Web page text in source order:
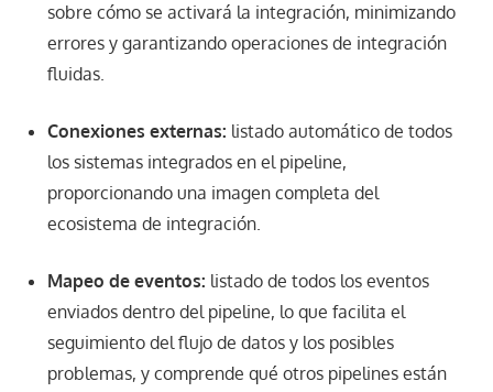
sobre cómo se activará la integración, minimizando
errores y garantizando operaciones de integración
fluidas.
Conexiones externas: listado automático de todos
los sistemas integrados en el pipeline,
proporcionando una imagen completa del
ecosistema de integración.
Mapeo de eventos: listado de todos los eventos
enviados dentro del pipeline, lo que facilita el
seguimiento del flujo de datos y los posibles
problemas, y comprende qué otros pipelines están